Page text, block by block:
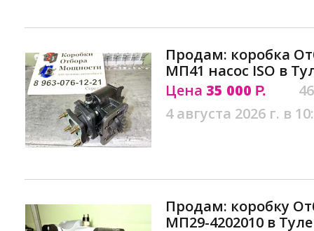
Продам: коробка
МП41 насос ISO в
Цена 35 000 Р.
4 августа 2026 г. в
Продам: коробку
МП29-4202010 в Туле